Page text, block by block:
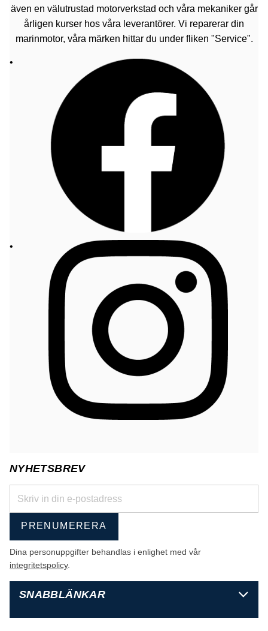
även en välutrustad motorverkstad och våra mekaniker går
årligen kurser hos våra leverantörer. Vi reparerar din
marinmotor, våra märken hittar du under fliken "Service".
NYHETSBREV
PRENUMERERA
Dina personuppgifter behandlas i enlighet med vår
integritetspolicy.
SNABBLÄNKAR